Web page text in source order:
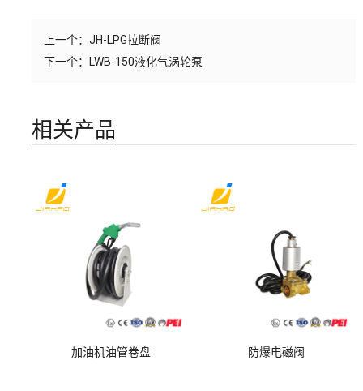
上一个： JH-LPG拉断阀
下一个： LWB-150液化气涡轮泵
相关产品
加油机油管卷盘 防爆电磁阀